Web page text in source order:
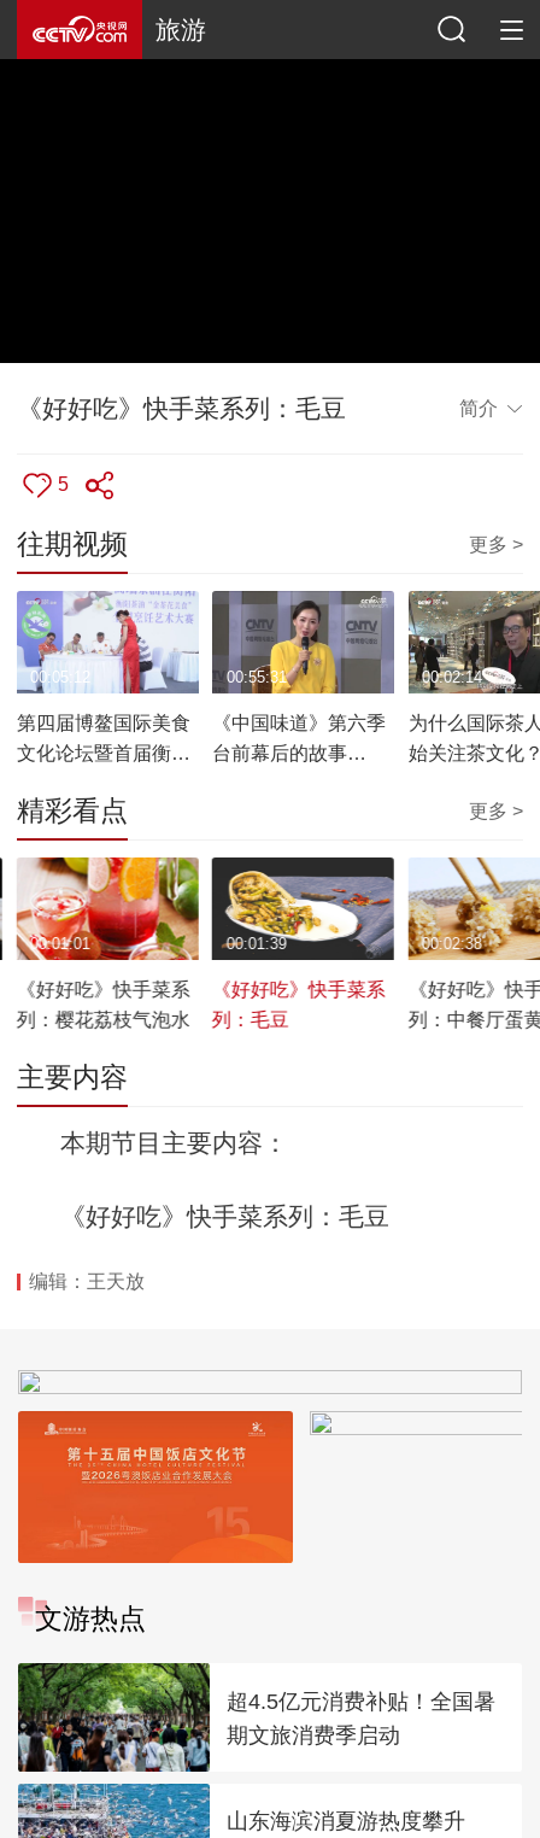
旅游
《好好吃》快手菜系列：毛豆 简介
5
往期视频 更多 >
第四届博鳌国际美食
文化论坛暨首届衡阳
00:05:12
《中国味道》第六季
台前幕后的故事
00:55:31
为什么国际茶
始关注茶文化
00:02:14
精彩看点 更多 >
《好好吃》快手菜系
列：樱花荔枝气泡水
00:01:01
《好好吃》快手菜系
列：毛豆
00:01:39
《好好吃》快
列：中餐厅蛋
00:02:38
主要内容
本期节目主要内容：
《好好吃》快手菜系列：毛豆
编辑：王天放
文游热点
超4.5亿元消费补贴！全国暑
期文旅消费季启动
山东海滨消夏游热度攀升